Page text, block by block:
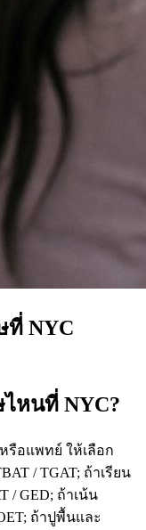
ที่ NYC
หนที่ NYC?
รือแพทย์ ให้เลือก
/ TGAT; ถ้าเรียน
/ GED; ถ้าเน้น
ถ้าปูพื้นและ